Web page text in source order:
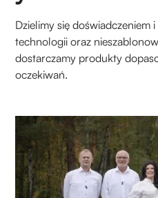
Dzielimy się doświadczeniem
technologii oraz
dostarczamy produkty
oczekiwań.